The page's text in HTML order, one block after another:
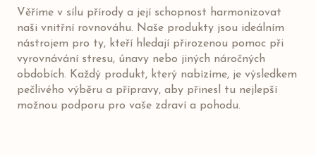
Věříme v sílu přírody a její schopnost harmonizovat
naši vnitřní rovnováhu. Naše produkty jsou ideálním
nástrojem pro ty, kteří hledají přirozenou pomoc při
vyrovnávání stresu, únavy nebo jiných náročných
obdobích. Každý produkt, který nabízíme, je výsledkem
pečlivého výběru a přípravy, aby přinesl tu nejlepší
možnou podporu pro vaše zdraví a pohodu.